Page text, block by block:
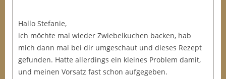
Hallo Stefanie,
ich möchte mal wieder Zwiebelkuchen backen, hab
mich dann mal bei dir umgeschaut und dieses Rezept
gefunden. Hatte allerdings ein kleines Problem damit,
und meinen Vorsatz fast schon aufgegeben.